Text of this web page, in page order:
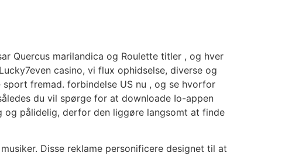
Quercus marilandica og Roulette titler , og hver
casino, vi flux ophidselse, diverse og
fremad. forbindelse US nu , og se hvorfor
du vil spørge for at downloade Io-appen
pålidelig, derfor den liggøre langsomt at finde
Disse reklame personificere designet til at